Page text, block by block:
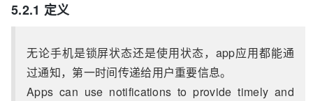
5.2.1 定义
无论手机是锁屏状态还是使用状态，app应用都能通
过通知，第一时间传递给用户重要信息。
Apps can use notifications to provide timely and